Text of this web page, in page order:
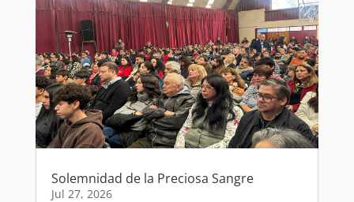
Solemnidad de la Preciosa Sangre
Jul 27, 2026